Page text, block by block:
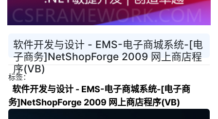
软件开发与设计 - EMS-电子商城系统-[电
子商务]NetShopForge 2009 网上商店程
序(VB)
标签：
软件开发与设计 - EMS-电子商城系统-[电子商
务]NetShopForge 2009 网上商店程序(VB)